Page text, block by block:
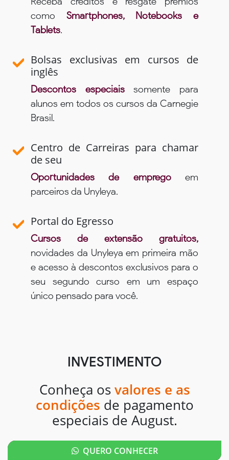
como Smartphones, Notebooks e
Tablets.
Bolsas exclusivas em cursos de
inglês
Descontos especiaissomente para
alunos em todos os cursos da Carnegie
Brasil.
Centro de Carreiras para chamar
de seu
Oportunidades de empregoem
parceiros da Unyleya.
Portal do Egresso
Cursos de extensão gratuitos,
novidades da Unyleya em primeira mão
e acesso à descontos exclusivos para o
seu segundo curso em um espaço
único pensado para você.
INVESTIMENTO
Conheça os valores e as
condições de pagamento
especiais de August.
QUERO CONHECER